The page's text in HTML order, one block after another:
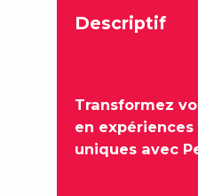
Descriptif
Transformez
en
uniques avec